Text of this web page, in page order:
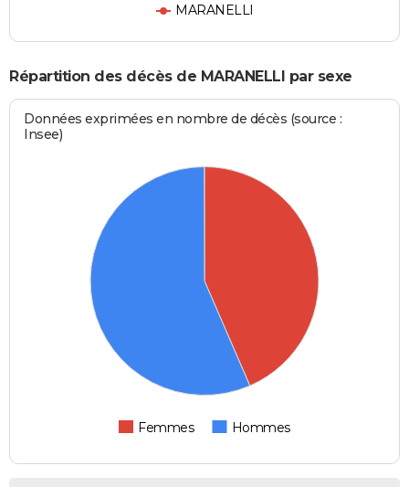
MARANELLI
Répartition des décès de MARANELLI par sexe
Données exprimées en nombre de décès (source :
Insee)
Femmes Hommes